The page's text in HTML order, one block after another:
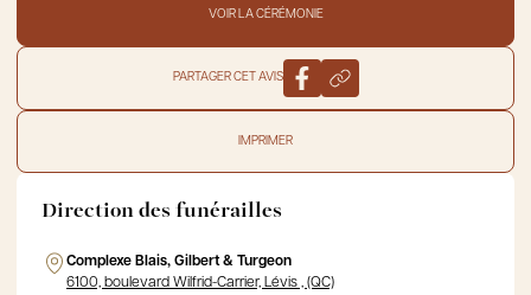
VOIR LA CÉRÉMONIE
PARTAGER CET AVIS
IMPRIMER
Direction des funérailles
Complexe Blais, Gilbert & Turgeon
6100, boulevard Wilfrid-Carrier, Lévis , (QC)